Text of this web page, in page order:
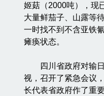
姬菇（2000吨），现
大量鲜茄子、山露等
一时找不到不含亚铁
瘫痪状态。
四川省政府对输日
视，召开了紧急会议
长代表省政府作了重